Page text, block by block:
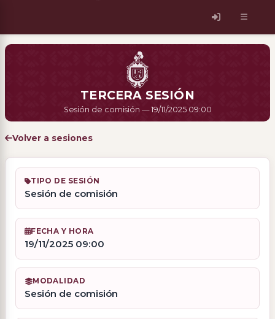
TERCERA SESIÓN
Sesión de comisión — 19/11/2025 09:00
Volver a sesiones
TIPO DE SESIÓN
Sesión de comisión
FECHA Y HORA
19/11/2025 09:00
MODALIDAD
Sesión de comisión